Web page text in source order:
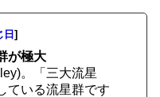
日 ]
が極大
。「三大流星
ている流星群です